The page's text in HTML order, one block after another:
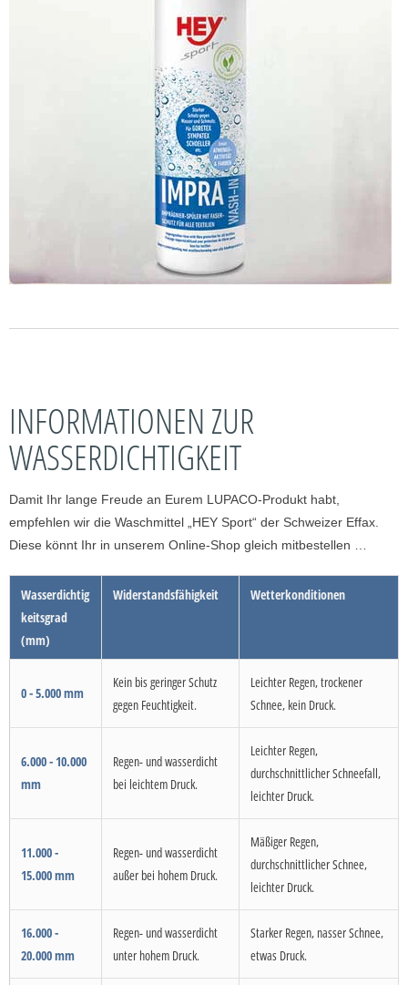
INFORMATIONEN ZUR
WASSERDICHTIGKEIT
Damit Ihr lange Freude an Eurem LUPACO-Produkt habt,
empfehlen wir die Waschmittel „HEY Sport“ der Schweizer Effax.
Diese könnt Ihr in unserem Online-Shop gleich mitbestellen …
Wasserdichtig
keitsgrad
(mm)
Widerstandsfähigkeit Wetterkonditionen
0 - 5.000 mm
Kein bis geringer Schutz
gegen Feuchtigkeit.
Leichter Regen, trockener
Schnee, kein Druck.
6.000 - 10.000
mm
Regen- und wasserdicht
bei leichtem Druck.
Leichter Regen,
durchschnittlicher Schneefall,
leichter Druck.
11.000 -
15.000 mm
Regen- und wasserdicht
außer bei hohem Druck.
Mäßiger Regen,
durchschnittlicher Schnee,
leichter Druck.
16.000 -
20.000 mm
Regen- und wasserdicht
unter hohem Druck.
Starker Regen, nasser Schnee,
etwas Druck.